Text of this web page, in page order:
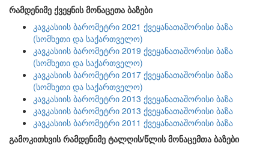
რამდენიმე ქვეყნის მონაცეთა ბაზები
კავკასიის ბარომეტრი 2021 ქვეყანათაშორისი ბაზა
(სომხეთი და საქართველო)
კავკასიის ბარომეტრი 2019 ქვეყანათაშორისი ბაზა
(სომხეთი და საქართველო)
კავკასიის ბარომეტრი 2017 ქვეყანათაშორისი ბაზა
(სომხეთი და საქართველო)
კავკასიის ბარომეტრი 2013 ქვეყანათაშორისი ბაზა
კავკასიის ბარომეტრი 2013 ქვეყანათაშორისი ბაზა
კავკასიის ბარომეტრი 2011 ქვეყანათაშორისი ბაზა
გამოკითხვის რამდენიმე ტალღის/წლის მონაცემთა ბაზები